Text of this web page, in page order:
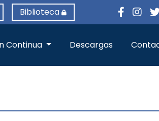
Biblioteca
Continua Descargas